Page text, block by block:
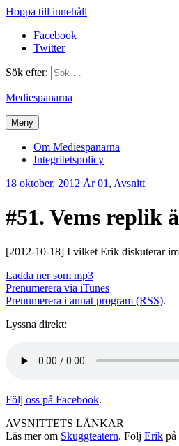
Hoppa till innehåll
Facebook
Twitter
Sök efter:
Mediespanarna
Meny
Om Mediespanarna
Integritetspolicy
18 oktober, 2012 Erik
År 01 , Avsnitt
#51. Vems replik
[2012-10-18] I vilket Erik diskuterar
Ladda ner som mp3
Prenumerera via iTunes
Prenumerera i annat program (RSS).
Lyssna direkt:
Följ oss på Facebook.
AVSNITTETS LÄNKAR
Läs mer om Skuggteatern. Följ Erik på